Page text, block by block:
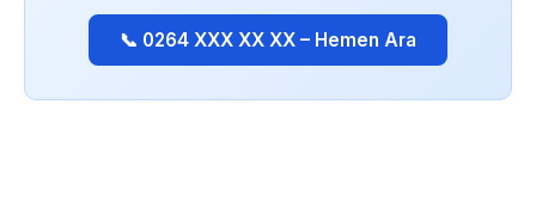
📞 0264 XXX XX XX – Hemen Ara